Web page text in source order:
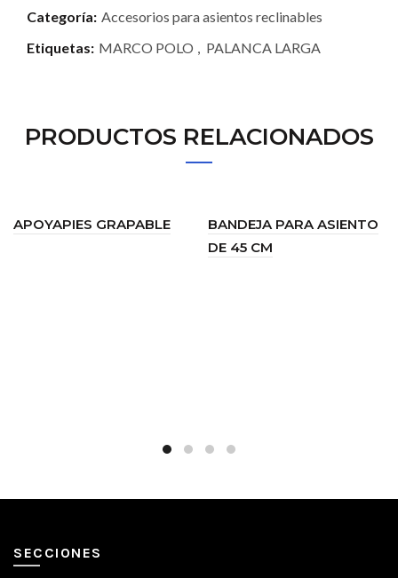
Categoría: Accesorios para asientos reclinables
Etiquetas: MARCO POLO , PALANCA LARGA
PRODUCTOS RELACIONADOS
APOYAPIES GRAPABLE
BANDEJA PARA ASIENTO
DE 45 CM
SECCIONES